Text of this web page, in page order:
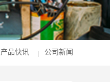
产品快讯 公司新闻